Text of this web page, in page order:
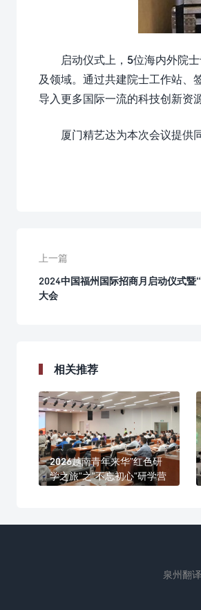
启动仪式上，5位海内外院
及领域。通过共建院士工作站、
导入更多国际一流的科技创新资源
厦门精艺达为本次会议提供
上一篇
2024中国福州国际招商月启动仪式暨
大会
相关推荐
2026越南青年来华”红色研
学之旅”之”不忘初心”研学营
泉州翻